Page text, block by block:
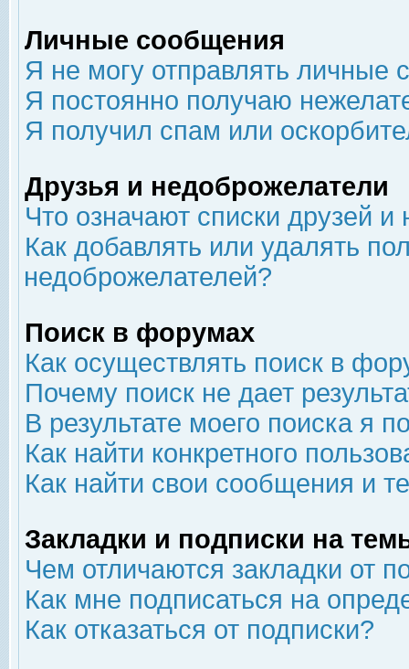
Личные сообщения
Я не могу отправлять личные
Я постоянно получаю
Я получил спам или
Друзья и недоброжелатели
Что означают списки друзей
Как добавлять или удалять
недоброжелателей?
Поиск в форумах
Как осуществлять поиск в
Почему поиск не дает
В результате моего поиска я
Как найти конкретного
Как найти свои сообщения и
Закладки и подписки на
Чем отличаются закладки от
Как мне подписаться на
Как отказаться от подписки?